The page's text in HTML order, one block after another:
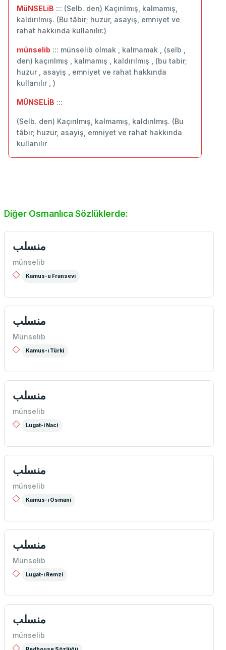
MüNSELiB ::: (Selb. den) Kaçırılmış, kalmamış,
kaldırılmış. (Bu tâbir; huzur, asayiş, emniyet ve
rahat hakkında kullanılır.)
münselib ::: münselib olmak , kalmamak , (selb ,
den) kaçırılmış , kalmamış , kaldırılmış , (bu tabir;
huzur , asayiş , emniyet ve rahat hakkında
kullanılır , )
MÜNSELİB :::
(Selb. den) Kaçırılmış, kalmamış, kaldırılmış. (Bu
tâbir; huzur, asayiş, emniyet ve rahat hakkında
kullanılır
Diğer Osmanlıca Sözlüklerde:
منسلب
münselib
Kamus-u Fransevi
منسلب
Münselib
Kamus-ı Türki
منسلب
münselib
Lugat-i Naci
منسلب
münselib
Kamus-ı Osmani
منسلب
Münselib
Lugat-ı Remzi
منسلب
münselib